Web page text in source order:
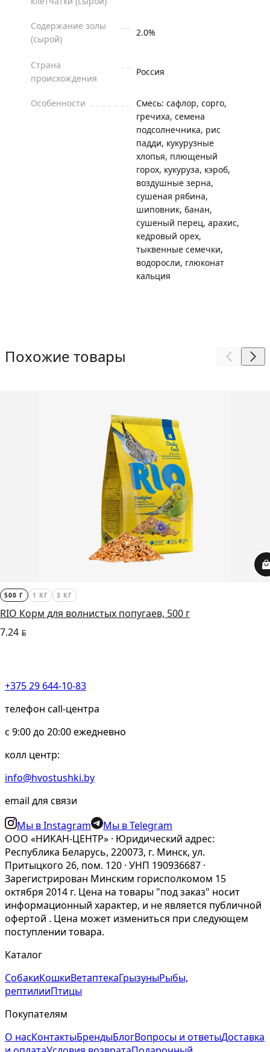
Содержание золы
(сырой)
2.0%
Страна
происхождения
Россия
Особенности
Смесь: сафлор, сорго,
гречиха, семена
подсолнечника, рис
падди, кукурузные
хлопья, плющеный
горох, кукуруза, кэроб,
воздушные зерна,
сушеная рябина,
шиповник, банан,
сушеный перец, арахис,
кедровый орех,
тыквенные семечки,
водоросли, глюконат
кальция
Похожие товары
500 Г 1 КГ 3 КГ
RIO Корм для волнистых попугаев, 500 г
7.24 BYN
+375 29 644-10-83
телефон call-центра
c 9:00 до 20:00 ежедневно
колл центр:
info@hvostushki.by
email для связи
Мы в Instagram
Мы в Telegram
ООО «НИКАН-ЦЕНТР» · Юридический адрес:
Республика Беларусь, 220073, г. Минск, ул.
Притыцкого 26, пом. 120 · УНП 190936687 ·
Зарегистрирован Минским горисполкомом 15
октября 2014 г. Цена на товары "под заказ" носит
информационный характер, и не является публичной
офертой . Цена может измениться при следующем
поступлении товара.
Каталог
СобакиКошкиВетаптекаГрызуныРыбы,
рептилииПтицы
Покупателям
О насКонтактыБрендыБлогВопросы и ответыДоставка